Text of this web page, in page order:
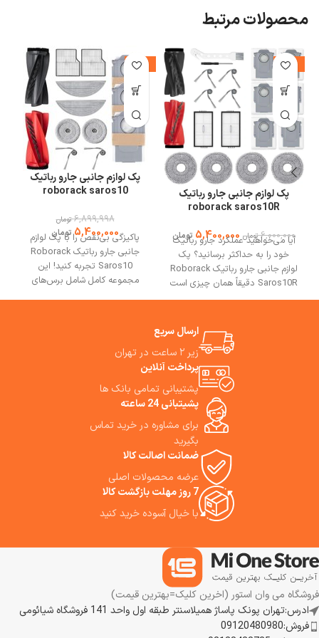
محصولات مرتبط
-10%
پک لوازم جانبی جارو رباتیک
roborack saros10R
6,000,000 تومان 5,400,000 تومان
آیا می‌خواهید عملکرد جارو رباتیک
خود را به حداکثر برسانید؟ پک
لوازم جانبی جارو رباتیک Roborack
Saros10R دقیقاً همان چیزی است
که نیاز دارید! شامل فیلترهای
که طول عمر دستگاه شما را افزایش
می‌دهد. با این تجهیزات کامل،
نظافت خانه‌تان را به سطحی جدید
ببرید و همیشه از تمیزی بی‌نظیر
لذت ببرید!
-22%
پک لوازم جانبی جارو رباتیک
roborack saros10
6,899,998 تومان
5,400,000 تومان
پاکیزگی بی‌نقص را با پک لوازم
جانبی جارو رباتیک Roborack
Saros10 تجربه کنید! این
مجموعه کامل شامل برس‌های
دستگاهتان را افزایش دهید و
خانه‌ای همواره تمیز داشته باشید.
تخفیف ویژه بهره‌مند شوید!
ارسال سریع
زیر ۲ ساعت در تهران
پرداخت آنلاین
پشتیبانی تمامی بانک ها
پشیتبانی 24 ساعته
برای مشاوره در خرید تماس
بگیرید
ضمانت اصالت کالا
عرضه محصولات اصلی
7 روز مهلت بازگشت کالا
با خیال آسوده خرید کنید
فروشگاه می وان استور (اخرین کلیک=بهترین قیمت)
ادرس:تهران پونک پاساژ همیلاسنتر طبقه اول واحد 141 فروشگاه شیائومی
فروش:09120480980